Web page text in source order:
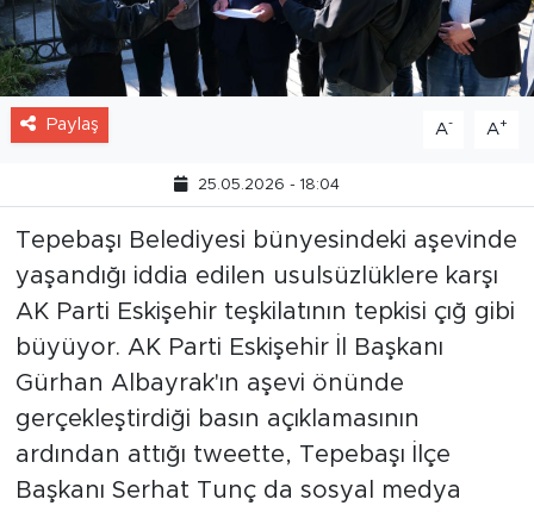
Paylaş A- A+
25.05.2026 - 18:04
Tepebaşı Belediyesi bünyesindeki aşevinde
yaşandığı iddia edilen usulsüzlüklere karşı
AK Parti Eskişehir teşkilatının tepkisi çığ gibi
büyüyor. AK Parti Eskişehir İl Başkanı
Gürhan Albayrak'ın aşevi önünde
gerçekleştirdiği basın açıklamasının
ardından attığı tweette, Tepebaşı İlçe
Başkanı Serhat Tunç da sosyal medya